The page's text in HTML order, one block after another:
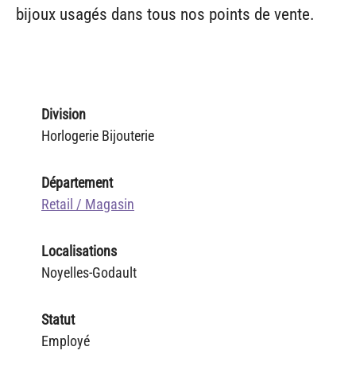
bijoux usagés dans tous nos points de vente.
Division
Horlogerie Bijouterie
Département
Retail / Magasin
Localisations
Noyelles-Godault
Statut
Employé